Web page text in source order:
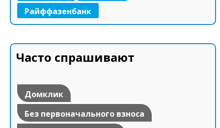
Райффазенбанк
Часто спрашивают
Домклик
Без первоначального взноса